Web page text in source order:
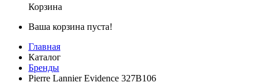
Корзина
Ваша корзина пуста!
Главная
Каталог
Бренды
Pierre Lannier Evidence 327B106